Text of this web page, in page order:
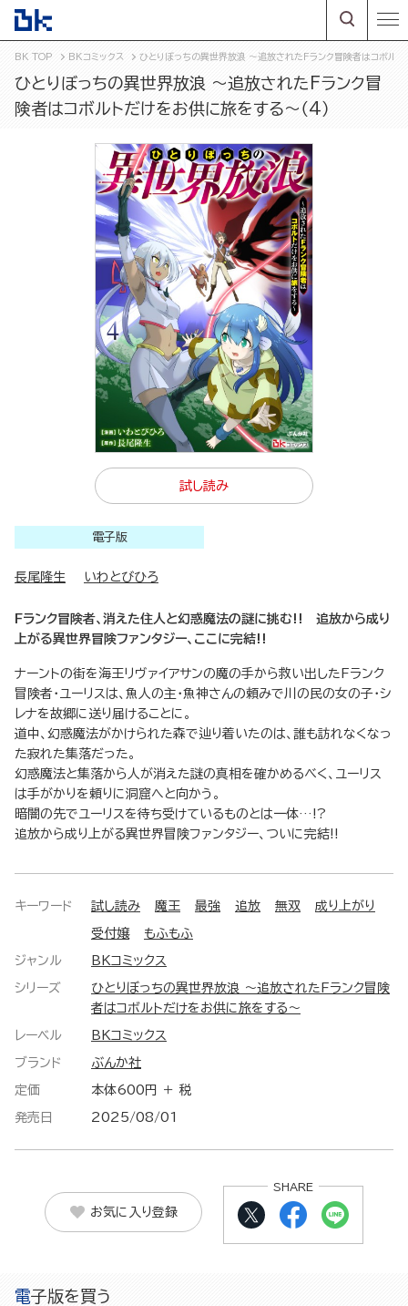
BK TOP BKコミックス ひとりぼっちの異世界放浪 ～追放されたFランク冒険者はコボルト
ひとりぼっちの異世界放浪 ～追放されたFランク冒
険者はコボルトだけをお供に旅をする～（4）
試し読み
電子版
長尾隆生 いわとびひろ
Fランク冒険者、消えた住人と幻惑魔法の謎に挑む!! 追放から成り
上がる異世界冒険ファンタジー、ここに完結!!
ナーントの街を海王リヴァイアサンの魔の手から救い出したFランク
冒険者・ユーリスは、魚人の主・魚神さんの頼みで川の民の女の子・シ
レナを故郷に送り届けることに。
道中、幻惑魔法がかけられた森で辿り着いたのは、誰も訪れなくなっ
た寂れた集落だった。
幻惑魔法と集落から人が消えた謎の真相を確かめるべく、ユーリス
は手がかりを頼りに洞窟へと向かう。
暗闇の先でユーリスを待ち受けているものとは一体…!?
追放から成り上がる異世界冒険ファンタジー、ついに完結!!
キーワード 試し読み 魔王 最強 追放 無双 成り上がり
受付嬢 もふもふ
ジャンル BKコミックス
シリーズ
ひとりぼっちの異世界放浪 ～追放されたFランク冒険
者はコボルトだけをお供に旅をする～
レーベル BKコミックス
ブランド ぶんか社
定価 本体600円 ＋ 税
発売日 2025/08/01
お気に入り登録
SHARE
電子版を買う